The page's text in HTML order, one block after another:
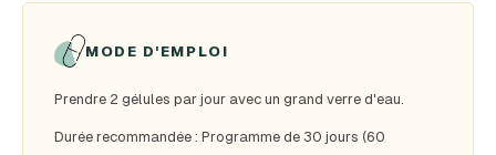
MODE D'EMPLOI
Prendre 2 gélules par jour avec un grand verre d'eau.
Durée recommandée : Programme de 30 jours (60